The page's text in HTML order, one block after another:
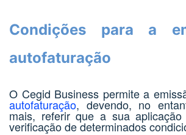
Condições para a
autofaturação
O Cegid Business permite a
autofaturação, devendo, no
mais, referir que a sua
verificação de determinados